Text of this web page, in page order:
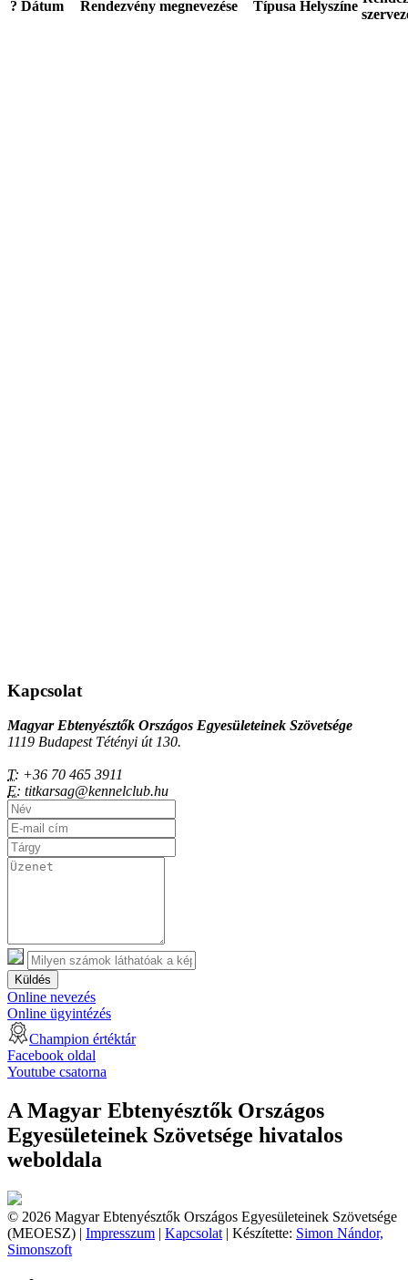
? Dátum Rendezvény megnevezése Típusa Helyszíne
Kapcsolat
Magyar Ebtenyésztők Országos Egyesületeinek Szövetsége
1119 Budapest Tétényi út 130.
T: +36 70 465 3911
E: titkarsag@kennelclub.hu
Küldés
Online nevezés
Online ügyintézés
Champion értéktár
Facebook oldal
Youtube csatorna
A Magyar Ebtenyésztők Országos
Egyesületeinek Szövetsége hivatalos
weboldala
© 2026 Magyar Ebtenyésztők Országos Egyesületeinek Szövetsége
(MEOESZ) | Impresszum | Kapcsolat | Készítette: Simon Nándor,
Simonszoft